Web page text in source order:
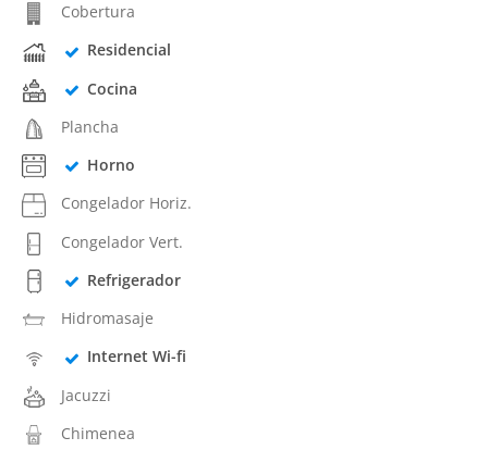
Cobertura
Residencial
Cocina
Plancha
Horno
Congelador Horiz.
Congelador Vert.
Refrigerador
Hidromasaje
Internet Wi-fi
Jacuzzi
Chimenea